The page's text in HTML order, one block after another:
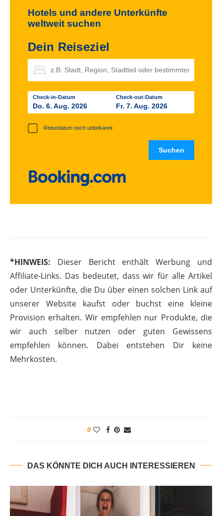
Hotels und andere Unterkünfte
weltweit suchen
Dein Reiseziel
Check-in-Datum
Do. 6. Aug. 2026
Check-out-Datum
Fr. 7. Aug. 2026
Reisedatum noch unbekannt
*HINWEIS: Dieser Bericht enthält Werbung und
Affiliate-Links. Das bedeutet, dass wir für alle Artikel
oder Unterkünfte, die Du über einen solchen Link auf
unserer Website kaufst oder buchst eine kleine
Provision erhalten. Wir empfehlen nur Produkte, die
wir auch selber nutzen oder guten Gewissens
empfehlen können. Dabei entstehen Dir keine
Mehrkosten.
0
DAS KÖNNTE DICH AUCH INTERESSIEREN